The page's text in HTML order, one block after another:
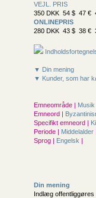
VEJL. PRIS
350 DKK 54 $ 47 €
ONLINEPRIS
280 DKK 43 $ 38 €
▼ Din mening
▼ Kunder, som har
Emneområde |
Emneord |
Specifikt emneord |
Periode | Middelalder
Sprog | Engelsk |
Din mening
Indlæg offentliggøres